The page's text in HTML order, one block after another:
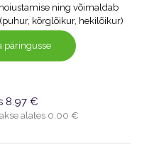
ning võimaldab
kõrglõikur, hekilõikur)
päringusse
8.97 €
alates 0.00 €